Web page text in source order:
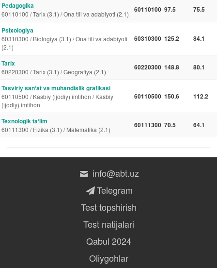
Pedagogika
60110100 / Tarix (3.1) / Ona tili va adabiyoti (2.1)
60110100 97.5 75.5
Psixologiya
60310300 / Biologiya (3.1) / Ona tili va adabiyoti
(2.1)
60310300 125.2 84.1
Tarix
60220300 / Tarix (3.1) / Geografiya (2.1)
60220300 148.8 80.1
Tasviriy sanʼat va muhandislik grafikasi
60110500 / Kasbiy (ijodiy) imtihon / Kasbiy
(ijodiy) imtihon
60110500 150.6 112.2
Texnologik taʼlim
60111300 / Fizika (3.1) / Matematika (2.1)
60111300 70.5 64.1
info@abt.uz
Telegram
Test topshirish
Test natijalari
Qabul 2024
Oliygohlar